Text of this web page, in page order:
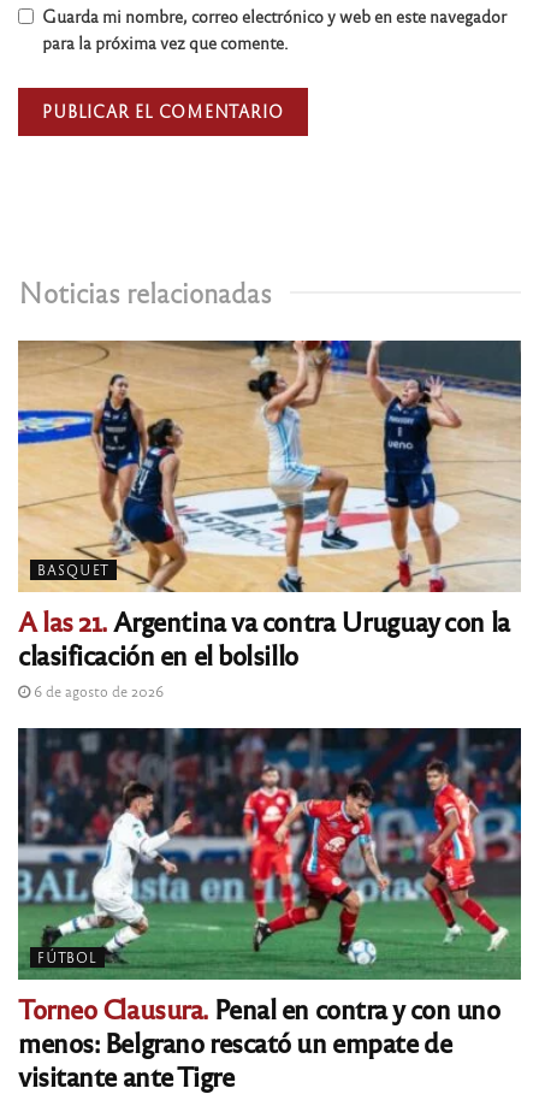
Noticias relacionadas
BASQUET
A las 21.Argentina va contra Uruguay con la
clasificación en el bolsillo
6 de agosto de 2026
FÚTBOL
Torneo Clausura.Penal en contra y con uno
menos: Belgrano rescató un empate de
visitante ante Tigre
Guarda mi nombre, correo electrónico y web en este navegador
para la próxima vez que comente.